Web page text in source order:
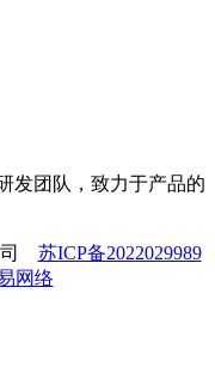
发团队，致力于产品的
司 苏ICP备2022029989
网络